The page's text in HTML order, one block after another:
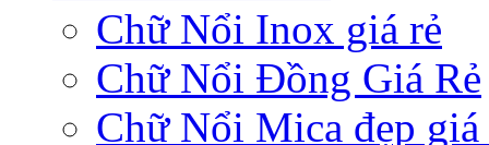
Chữ Nổi Inox giá rẻ
Chữ Nổi Đồng Giá Rẻ
Chữ Nổi Mica đẹp giá